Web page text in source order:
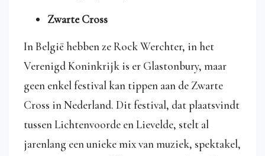
Zwarte Cross
In België hebben ze Rock Werchter, in het
Verenigd Koninkrijk is er Glastonbury, maar
geen enkel festival kan tippen aan de Zwarte
Cross in Nederland. Dit festival, dat plaatsvindt
tussen Lichtenvoorde en Lievelde, stelt al
jarenlang een unieke mix van muziek, spektakel,